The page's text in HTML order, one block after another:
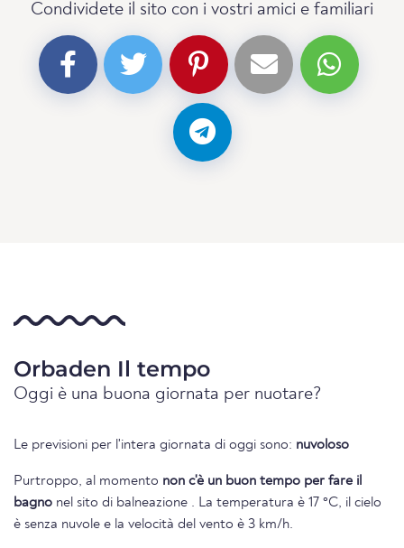
Condividete il sito con i vostri amici e familiari
Orbaden Il tempo
Oggi è una buona giornata per nuotare?
Le previsioni per l'intera giornata di oggi sono: nuvoloso
Purtroppo, al momento non c'è un buon tempo per fare il
bagno nel sito di balneazione . La temperatura è 17 °C, il cielo
è senza nuvole e la velocità del vento è 3 km/h.